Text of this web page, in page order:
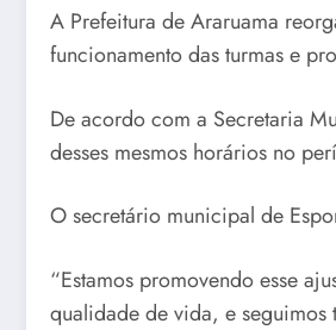
A Prefeitura de Araruama
funcionamento das turmas e
De acordo com a Secretaria
desses mesmos horários no
O secretário municipal de
“Estamos promovendo esse
qualidade de vida, e seguimos